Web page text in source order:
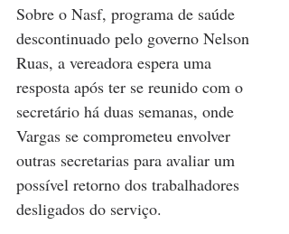
Sobre o Nasf, programa de saúde
descontinuado pelo governo Nelson
Ruas, a vereadora espera uma
resposta após ter se reunido com o
secretário há duas semanas, onde
Vargas se comprometeu envolver
outras secretarias para avaliar um
possível retorno dos trabalhadores
desligados do serviço.